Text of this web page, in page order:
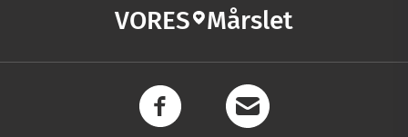
VORES Mårslet